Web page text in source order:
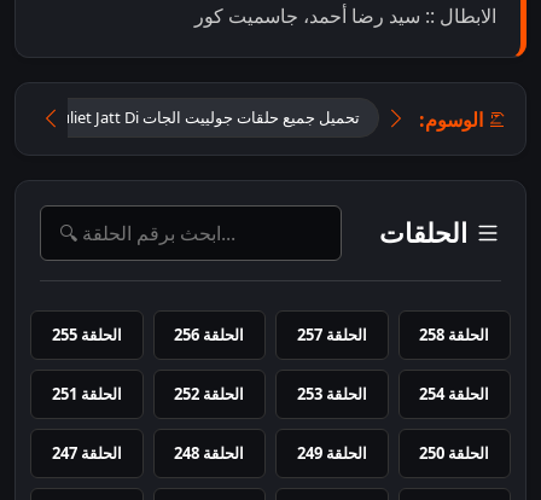
الابطال :: سيد رضا أحمد، جاسميت كور
الوسوم: تحميل جميع حلقات جولييت الجات Tu Juliet Jatt Di مترجمة
الحلقات
الحلقة 258 الحلقة 257 الحلقة 256 الحلقة 255
الحلقة 254 الحلقة 253 الحلقة 252 الحلقة 251
الحلقة 250 الحلقة 249 الحلقة 248 الحلقة 247